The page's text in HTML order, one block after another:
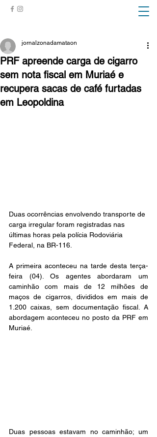
PRF apreende carga de cigarro
sem nota fiscal em Muriaé e
recupera sacas de café furtadas
em Leopoldina
jornalzonadamataon
Duas ocorrências envolvendo transporte de
carga irregular foram registradas nas
últimas horas pela polícia Rodoviária
Federal, na BR-116.
A primeira aconteceu na tarde desta terça-
feira (04). Os agentes abordaram um
caminhão com mais de 12 milhões de
maços de cigarros, divididos em mais de
1.200 caixas, sem documentação fiscal. A
abordagem aconteceu no posto da PRF em
Muriaé.
Duas pessoas estavam no caminhão; um